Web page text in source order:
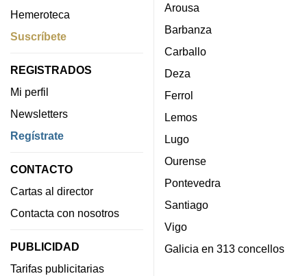
Hemeroteca
Suscríbete
REGISTRADOS
Mi perfil
Newsletters
Regístrate
CONTACTO
Cartas al director
Contacta con nosotros
PUBLICIDAD
Tarifas publicitarias
Arousa
Barbanza
Carballo
Deza
Ferrol
Lemos
Lugo
Ourense
Pontevedra
Santiago
Vigo
Galicia en 313 concellos